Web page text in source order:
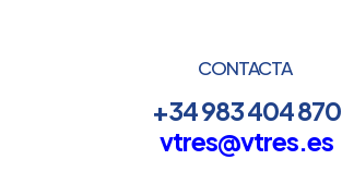
CONTACTA
+34 983 404 870
vtres@vtres.es